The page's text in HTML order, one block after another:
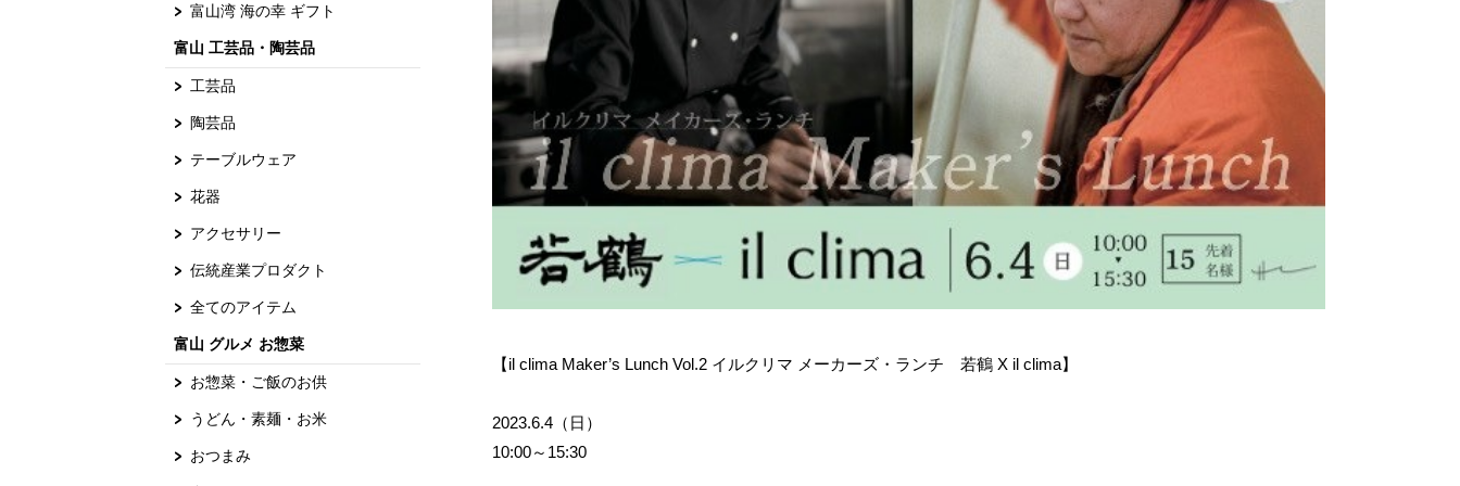
富山湾 海の幸 ギフト
富山 工芸品・陶芸品
工芸品
陶芸品
テーブルウェア
花器
アクセサリー
伝統産業プロダクト
全てのアイテム
富山 グルメ お惣菜
お惣菜・ご飯のお供
うどん・素麺・お米
おつまみ
【il clima Maker’s Lunch Vol.2 イルクリマ メーカーズ・ランチ　若鶴 X il clima】
2023.6.4（日）
10:00～15:30